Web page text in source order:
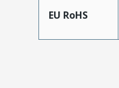
EU RoHS